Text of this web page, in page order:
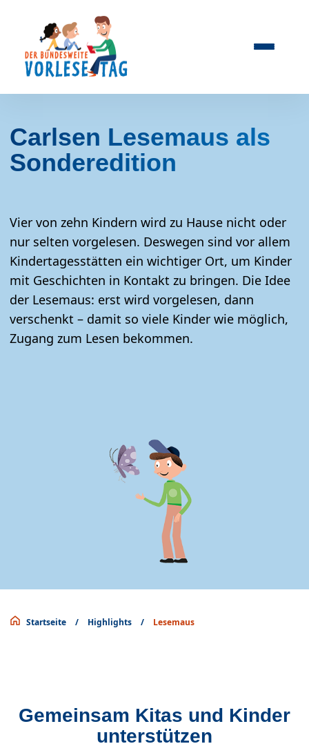
Carlsen Lesemaus als
Sonderedition
Vier von zehn Kindern wird zu Hause nicht oder
nur selten vorgelesen. Deswegen sind vor allem
Kindertagesstätten ein wichtiger Ort, um Kinder
mit Geschichten in Kontakt zu bringen. Die Idee
der Lesemaus: erst wird vorgelesen, dann
verschenkt – damit so viele Kinder wie möglich,
Zugang zum Lesen bekommen.
Startseite / Highlights / Lesemaus
Gemeinsam Kitas und Kinder
unterstützen